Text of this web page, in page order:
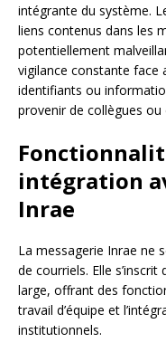
intégrante du système.
liens contenus dans les
potentiellement
vigilance constante face
identifiants ou
provenir de collègues ou
intégration
Inrae
La messagerie Inrae ne
de courriels. Elle
large, offrant des
travail d’équipe et
institutionnels.